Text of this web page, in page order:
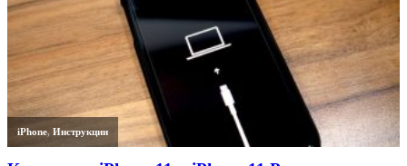
iPhone,Инструкции